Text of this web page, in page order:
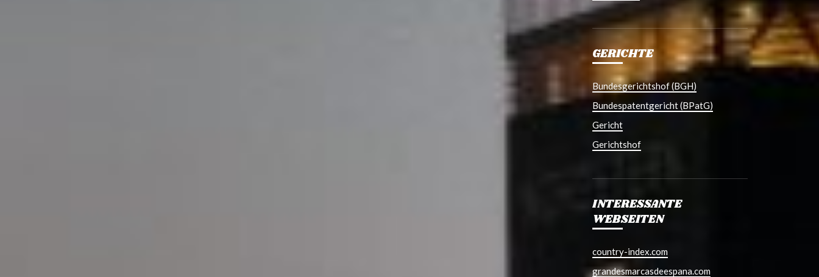
GERICHTE
Bundesgerichtshof (BGH)
Bundespatentgericht (BPatG)
Gericht
Gerichtshof
INTERESSANTE
WEBSEITEN
country-index.com
grandesmarcasdeespana.com